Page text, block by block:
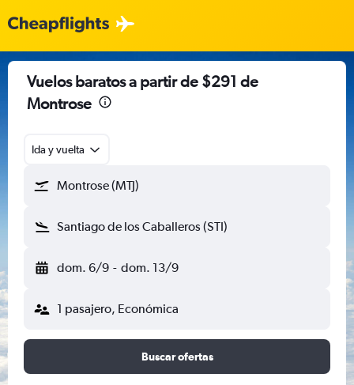
Vuelos baratos a partir de $291 de
Montrose
Ida y vuelta
Montrose (MTJ)
Santiago de los Caballeros (STI)
dom. 6/9 - dom. 13/9
1 pasajero, Económica
Buscar ofertas